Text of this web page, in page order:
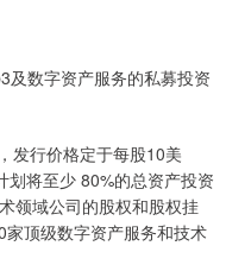
及数字资产服务的私募投资
发行价格定于每股10美
划将至少 80%的总资产投资
领域公司的股权和股权挂
顶级数字资产服务和技术